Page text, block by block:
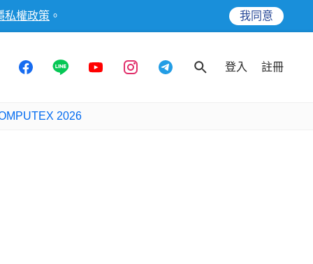
私權政策 。 我同意
登入 註冊
2026